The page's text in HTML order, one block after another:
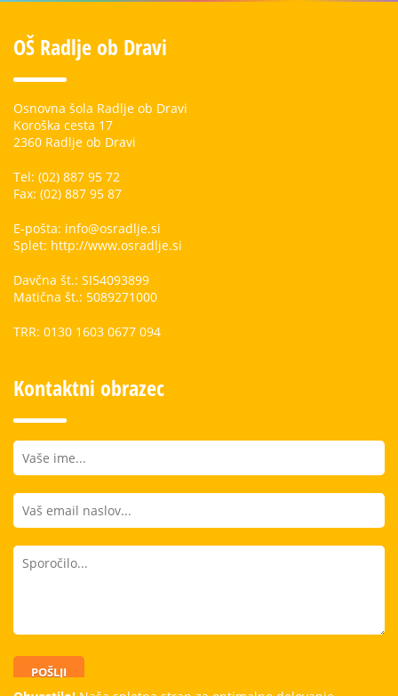
OŠ Radlje ob Dravi
Osnovna šola Radlje ob Dravi
Koroška cesta 17
2360 Radlje ob Dravi
Tel: (02) 887 95 72
Fax: (02) 887 95 87
E-pošta: info@osradlje.si
Splet: http://www.osradlje.si
Davčna št.: SI54093899
Matična št.: 5089271000
TRR: 0130 1603 0677 094
Kontaktni obrazec
POŠLJI